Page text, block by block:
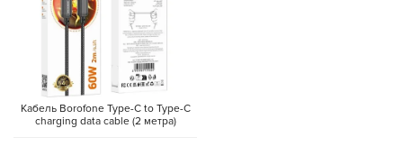
Кабель Borofone Type-C to Type-C
charging data cable (2 метра)